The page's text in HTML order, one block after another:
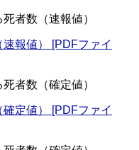
者数（速報値）
報値） [PDFファイ
者数（確定値）
定値） [PDFファイ